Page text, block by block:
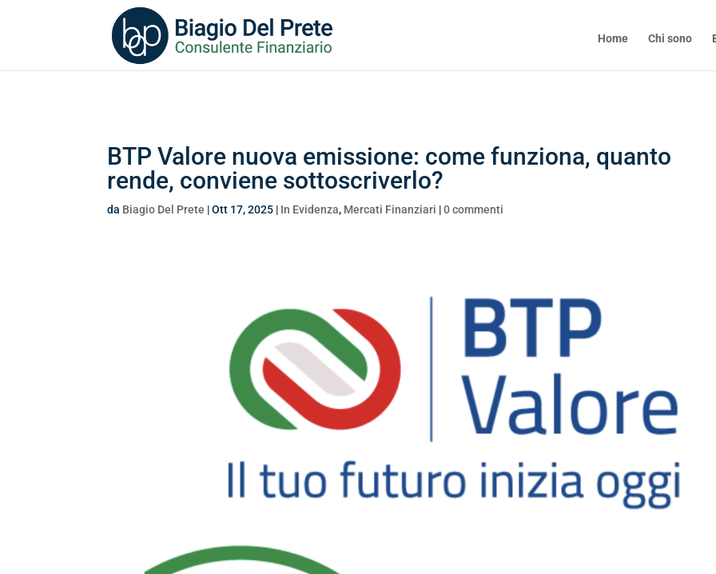
Home
Chi sono
BTP Valore nuova emissione: come funziona, quanto
rende, conviene sottoscriverlo?
da Biagio Del Prete |Ott 17, 2025 | In Evidenza, Mercati Finanziari |0 commenti